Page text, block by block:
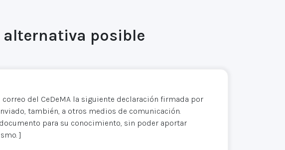
alternativa posible
correo del CeDeMA la siguiente declaración firmada por
también, a otros medios de comunicación.
para su conocimiento, sin poder aportar
]